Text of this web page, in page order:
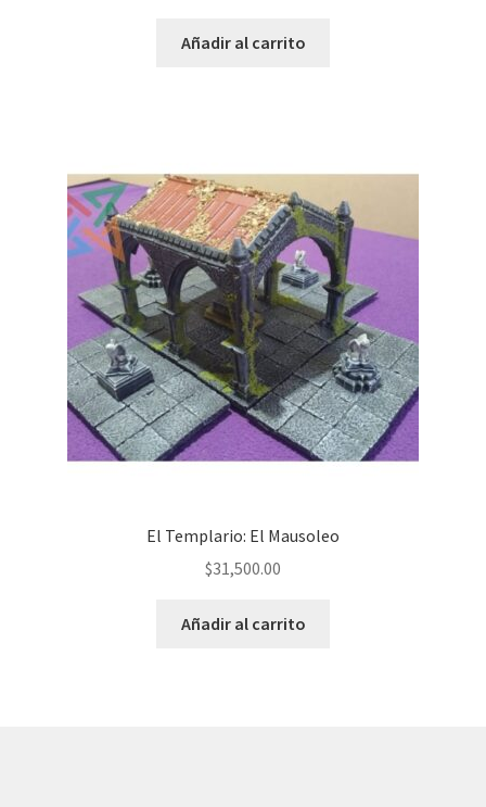
Añadir al carrito
El Templario: El Mausoleo
$31,500.00
Añadir al carrito